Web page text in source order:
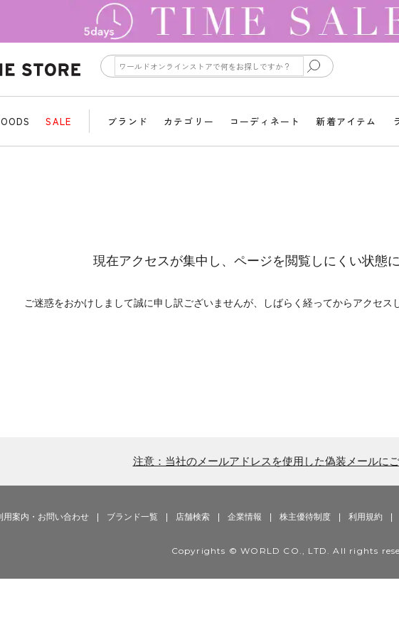
SALE ブランド カテゴリー コーディネート 新着アイテム
現在アクセスが集中し、ページを閲覧しにくい状態
ご迷惑をおかけしまして誠に申し訳ございませんが、しばらく経ってからアクセス
注意：当社のメールアドレスを使用した偽装メールに
用案内・お問い合わせ ブランド一覧 店舗検索 企業情報 株主優待制度 利用規約
Copyrights © WORLD CO., LTD. All rights